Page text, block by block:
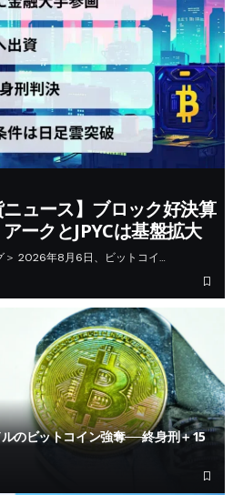
ニュース】ブロック好決算
ークとJPYCは基盤拡大
＞ 2026年8月6日、ビットコイ…
のビットコイン強奪──終身刑＋15